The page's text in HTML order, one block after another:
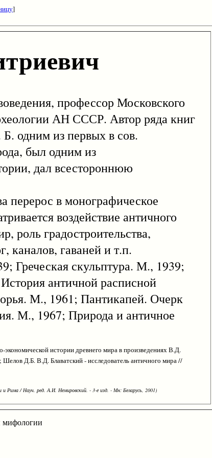
]
профессор Московского
АН СССР. Автор ряда книг
одним из первых в сов.
был одним из
дал всестороннюю
в монографическое
воздействие античного
роль градостроительства,
каналов, гаваней и т.п.
скульптура. М., 1939;
античной расписной
М., 1961; Пантикапей. Очерк
М., 1967; Природа и античное
истории древнего мира в произведениях В.Д.
Д.Б. В.Д. Блаватский - исследователь античного мира //
и Рима / Науч. ред. А.И. Немировский. - 3-е изд. - Мн: Беларусь, 2001)
мифологии